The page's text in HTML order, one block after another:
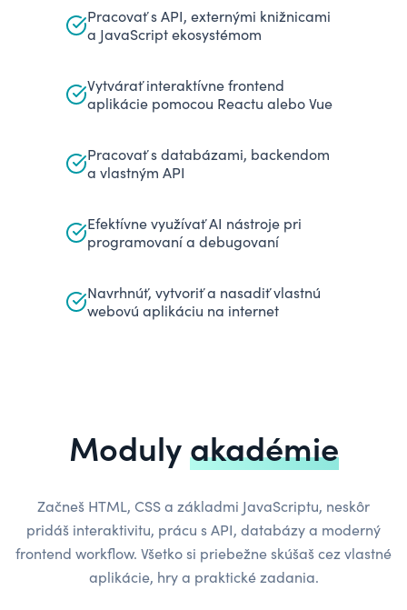
Pracovať s API, externými knižnicami
a JavaScript ekosystémom
Vytvárať interaktívne frontend
aplikácie pomocou Reactu alebo Vue
Pracovať s databázami, backendom
a vlastným API
Efektívne využívať AI nástroje pri
programovaní a debugovaní
Navrhnúť, vytvoriť a nasadiť vlastnú
webovú aplikáciu na internet
Modulyakadémie
Začneš HTML, CSS a základmi JavaScriptu, neskôr
pridáš interaktivitu, prácu s API, databázy a moderný
frontend workflow. Všetko si priebežne skúšaš cez vlastné
aplikácie, hry a praktické zadania.